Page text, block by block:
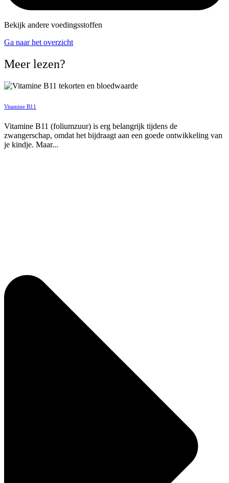
Bekijk andere voedingsstoffen
Ga naar het overzicht
Meer lezen?
Vitamine B11
Vitamine B11 (foliumzuur) is erg belangrijk tijdens de
zwangerschap, omdat het bijdraagt aan een goede ontwikkeling van
je kindje. Maar...